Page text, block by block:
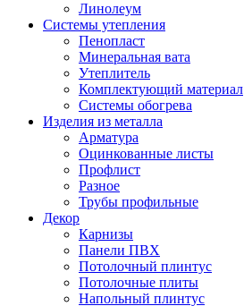
Линолеум
Системы утепления
Пенопласт
Минеральная вата
Утеплитель
Комплектующий материал
Системы обогрева
Изделия из металла
Арматура
Оцинкованные листы
Профлист
Разное
Трубы профильные
Декор
Карнизы
Панели ПВХ
Потолочный плинтус
Потолочные плиты
Напольный плинтус